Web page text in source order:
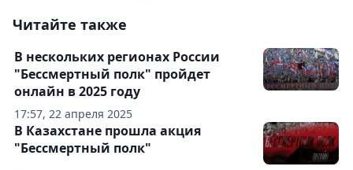
Читайте также
17:57, 22 апреля 2025
В нескольких регионах России
"Бессмертный полк" пройдет
онлайн в 2025 году
В Казахстане прошла акция
"Бессмертный полк"